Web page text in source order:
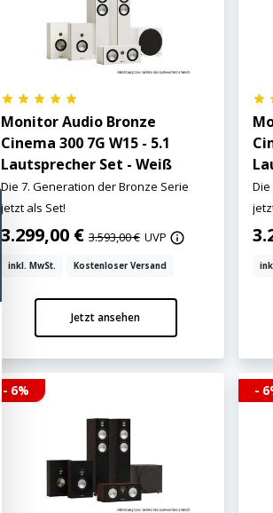
Monitor Audio Bronze
Cinema 300 7G W15 - 5.1
Lautsprecher Set - Weiß
Die 7. Generation der Bronze Serie
jetzt als Set!
3.299,00 € 3.593,00 € UVP
inkl. MwSt. Kostenloser Versand
Jetzt ansehen
- 6% -